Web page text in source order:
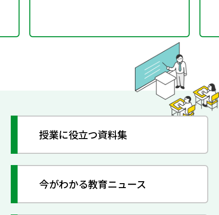
授業に役立つ資料集
今がわかる教育ニュース